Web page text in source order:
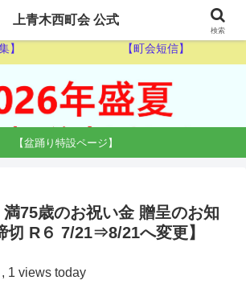
ダー】 【休日当番医】
】 【町会短信】
【盆踊り特設ページ】
75歳のお祝い金 贈呈のお知
切 R６ 7/21⇒8/21へ変更】
, 1 views today
上青木西町会 公式
検索